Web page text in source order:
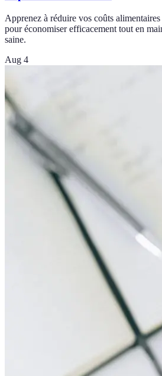
Apprenez à réduire vos coûts
pour économiser efficacement tout en
saine.
Aug 4